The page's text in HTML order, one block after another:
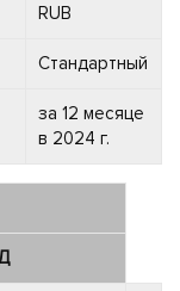
RUB
Стандартный
за 12 месяце
в 2024 г.